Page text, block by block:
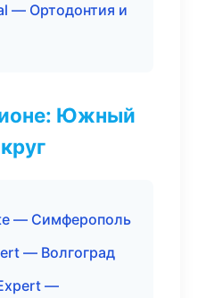
— Ортодонтия и
Южный
— Симферополь
— Волгоград
—